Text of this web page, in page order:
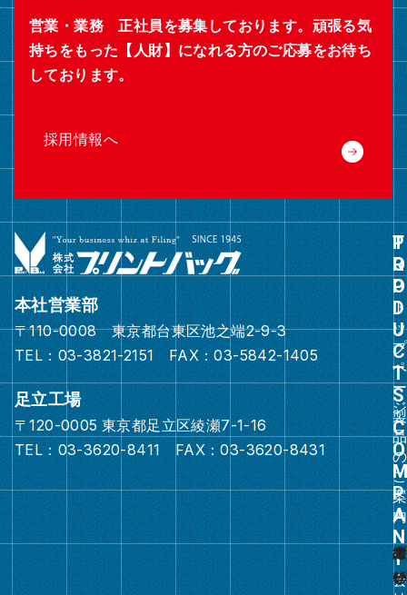
営業・業務 正社員を募集しております。頑張る気
持ちをもった【人財】になれる方のご応募をお待ち
しております。
採用情報へ
本社営業部
〒110-0008 東京都台東区池之端2-9-3
TEL：03-3821-2151 FAX：03-5842-1405
足立工場
〒120-0005 東京都足立区綾瀬7-1-16
TEL：03-3620-8411 FAX：03-3620-8431
ト
ッ
プ
ペ
ー
ジ
グ
ル
ー
プ
リ
ン
ク
会
グ
ル
ー
プ
リ
ン
ク
製
品
の
ご
案
内
オ
リ
白
い
ス
ー
カ
レ
オ
リ
タ
ビ
そ
の
綴
じ